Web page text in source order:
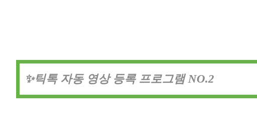
✨틱톡 자동 영상 등록 프로그램 NO.2